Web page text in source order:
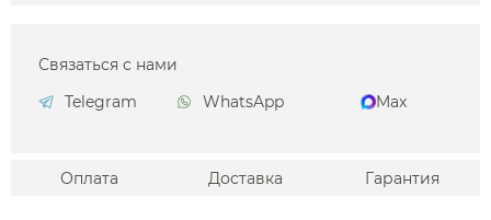
Связаться с нами
Telegram
WhatsApp Max
Оплата Доставка Гарантия